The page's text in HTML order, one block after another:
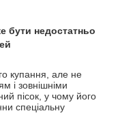
бути недостатньо
купання, але не
і зовнішніми
пісок, у чому його
спеціальну